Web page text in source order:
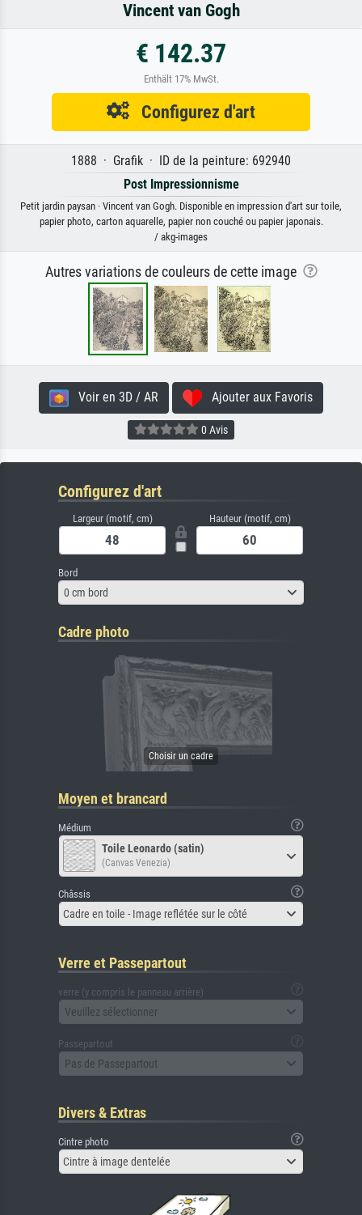
Vincent van Gogh
€ 142.37
Enthält 17% MwSt.
Configurez d'art
1888 · Grafik · ID de la peinture: 692940
Post Impressionnisme
Petit jardin paysan · Vincent van Gogh. Disponible en impression d'art sur toile,
papier photo, carton aquarelle, papier non couché ou papier japonais.
/ akg-images
Autres variations de couleurs de cette image
Voir en 3D / AR Ajouter aux Favoris
0 Avis
Configurez d'art
Largeur (motif, cm) Hauteur (motif, cm)
Bord
0 cm bord
Cadre photo
Moyen et brancard
Médium
Toile Leonardo (satin)
(Canvas Venezia)
Châssis
Cadre en toile - Image reflétée sur le côté
Verre et Passepartout
verre (y compris le panneau arrière)
Veuillez sélectionner
Passepartout
Pas de Passepartout
Divers & Extras
Cintre photo
Cintre à image dentelée